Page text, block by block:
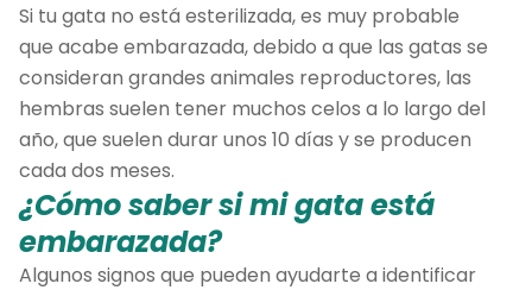
Si tu gata no está esterilizada, es muy probable
que acabe embarazada, debido a que las gatas se
consideran grandes animales reproductores, las
hembras suelen tener muchos celos a lo largo del
año, que suelen durar unos 10 días y se producen
cada dos meses.
¿Cómo saber si mi gata está
embarazada?
Algunos signos que pueden ayudarte a identificar